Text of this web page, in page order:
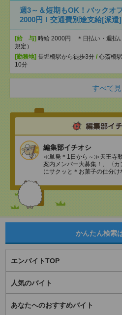
週3～＆短期もOK！バックオ
2000円！交通費別途支給[派遣]
[給 与] 時給 2000円 ＊日払い・週払
規定）
[勤務地] 長堀橋駅から徒歩3分 / 心斎橋
10分
すべて
編集部イチオシ
≪単発＊1日から～≫天王寺
案内メンバー大募集！、〈
にサクッと＊お菓子の仕分け
かんたん検索
エンバイトTOP
人気のバイト
あなたへのおすすめバイト